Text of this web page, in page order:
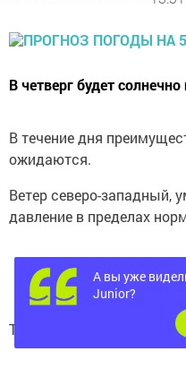
В четверг будет
В течение дня
ожидаются.
Ветер северо-западный,
давление в пределах
Температура воздуха
А вы уже
Junior?